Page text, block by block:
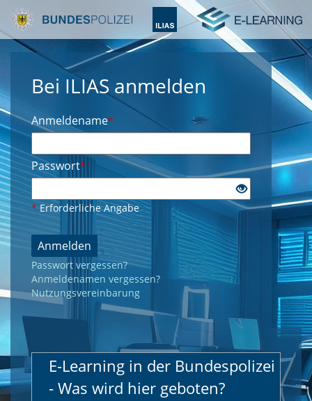
Bei ILIAS anmelden
Anmeldename*
Passwort*
*Erforderliche Angabe
Anmelden
Passwort vergessen?
Anmeldenamen vergessen?
Nutzungsvereinbarung
E-Learning in der Bundespolizei
- Was wird hier geboten?